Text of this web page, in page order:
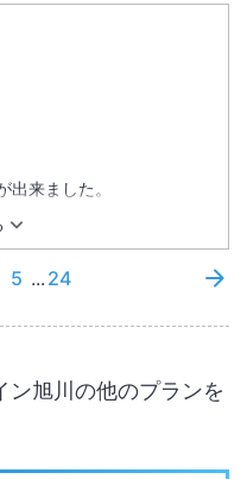
来ました。
5 ... 24
旭川 の他のプランを